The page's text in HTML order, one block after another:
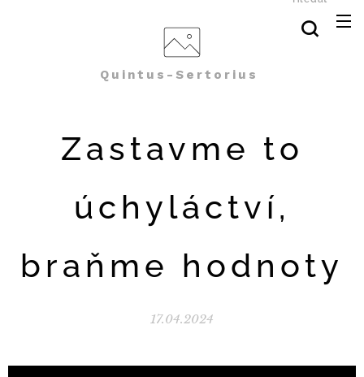
Quintus-Sertorius
Zastavme to
úchyláctví,
braňme hodnoty
17.04.2024